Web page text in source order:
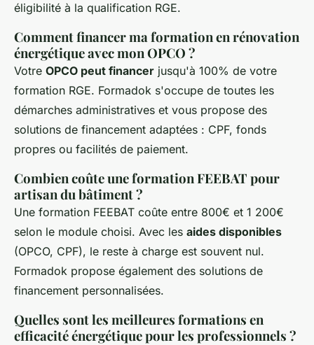
éligibilité à la qualification RGE.
Comment financer ma formation en rénovation
énergétique avec mon OPCO ?
Votre OPCO peut financer jusqu'à 100% de votre
formation RGE. Formadok s'occupe de toutes les
démarches administratives et vous propose des
solutions de financement adaptées : CPF, fonds
propres ou facilités de paiement.
Combien coûte une formation FEEBAT pour
artisan du bâtiment ?
Une formation FEEBAT coûte entre 800€ et 1 200€
selon le module choisi. Avec les aides disponibles
(OPCO, CPF), le reste à charge est souvent nul.
Formadok propose également des solutions de
financement personnalisées.
Quelles sont les meilleures formations en
efficacité énergétique pour les professionnels ?